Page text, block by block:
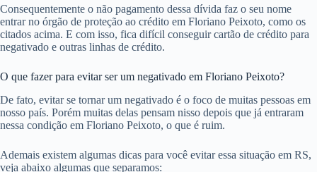
Consequentemente o não pagamento dessa dívida faz o seu nome
entrar no órgão de proteção ao crédito em Floriano Peixoto, como os
citados acima. E com isso, fica difícil conseguir cartão de crédito para
negativado e outras linhas de crédito.
O que fazer para evitar ser um negativado em Floriano Peixoto?
De fato, evitar se tornar um negativado é o foco de muitas pessoas em
nosso país. Porém muitas delas pensam nisso depois que já entraram
nessa condição em Floriano Peixoto, o que é ruim.
Ademais existem algumas dicas para você evitar essa situação em RS,
veja abaixo algumas que separamos: